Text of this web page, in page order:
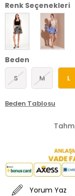
Renk Seçenekleri
Beden
S M L
Beden Tablosu
Yorum Yaz